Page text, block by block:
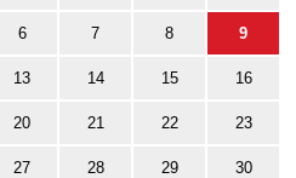
6 7 8 9
13 14 15 16
20 21 22 23
27 28 29 30